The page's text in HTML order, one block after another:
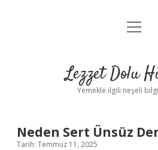
Anasayfa
Yasal Uyarı
menüyü
Lezzet Dolu
Yemekle ilgili neşeli
Neden Sert Ünsüz
Tarih: Temmuz 11, 2025